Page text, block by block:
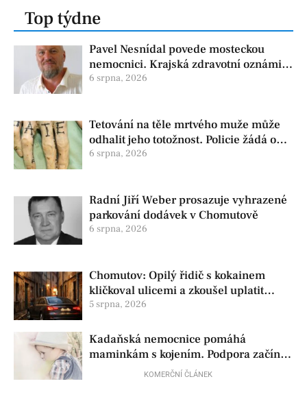
Top týdne
Pavel Nesnídal povede mosteckou
nemocnici. Krajská zdravotní oznámila
změnu ve vedení
6 srpna, 2026
Tetování na těle mrtvého muže může
odhalit jeho totožnost. Policie žádá o
pomoc
6 srpna, 2026
Radní Jiří Weber prosazuje vyhrazené
parkování dodávek v Chomutově
6 srpna, 2026
Chomutov: Opilý řidič s kokainem
kličkoval ulicemi a zkoušel uplatit
policisty
5 srpna, 2026
Kadaňská nemocnice pomáhá
maminkám s kojením. Podpora začíná
už před porodemKOMERČNÍ ČLÁNEK